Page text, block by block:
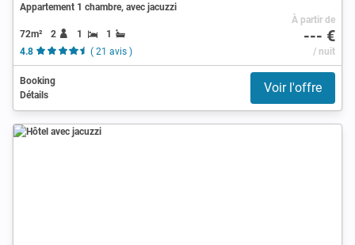
Appartement 1 chambre, avec jacuzzi
72m² 2 1
1
4.8
( 21 avis )
À partir de
--- €
/ nuit
Booking
Détails
Voir l'offre